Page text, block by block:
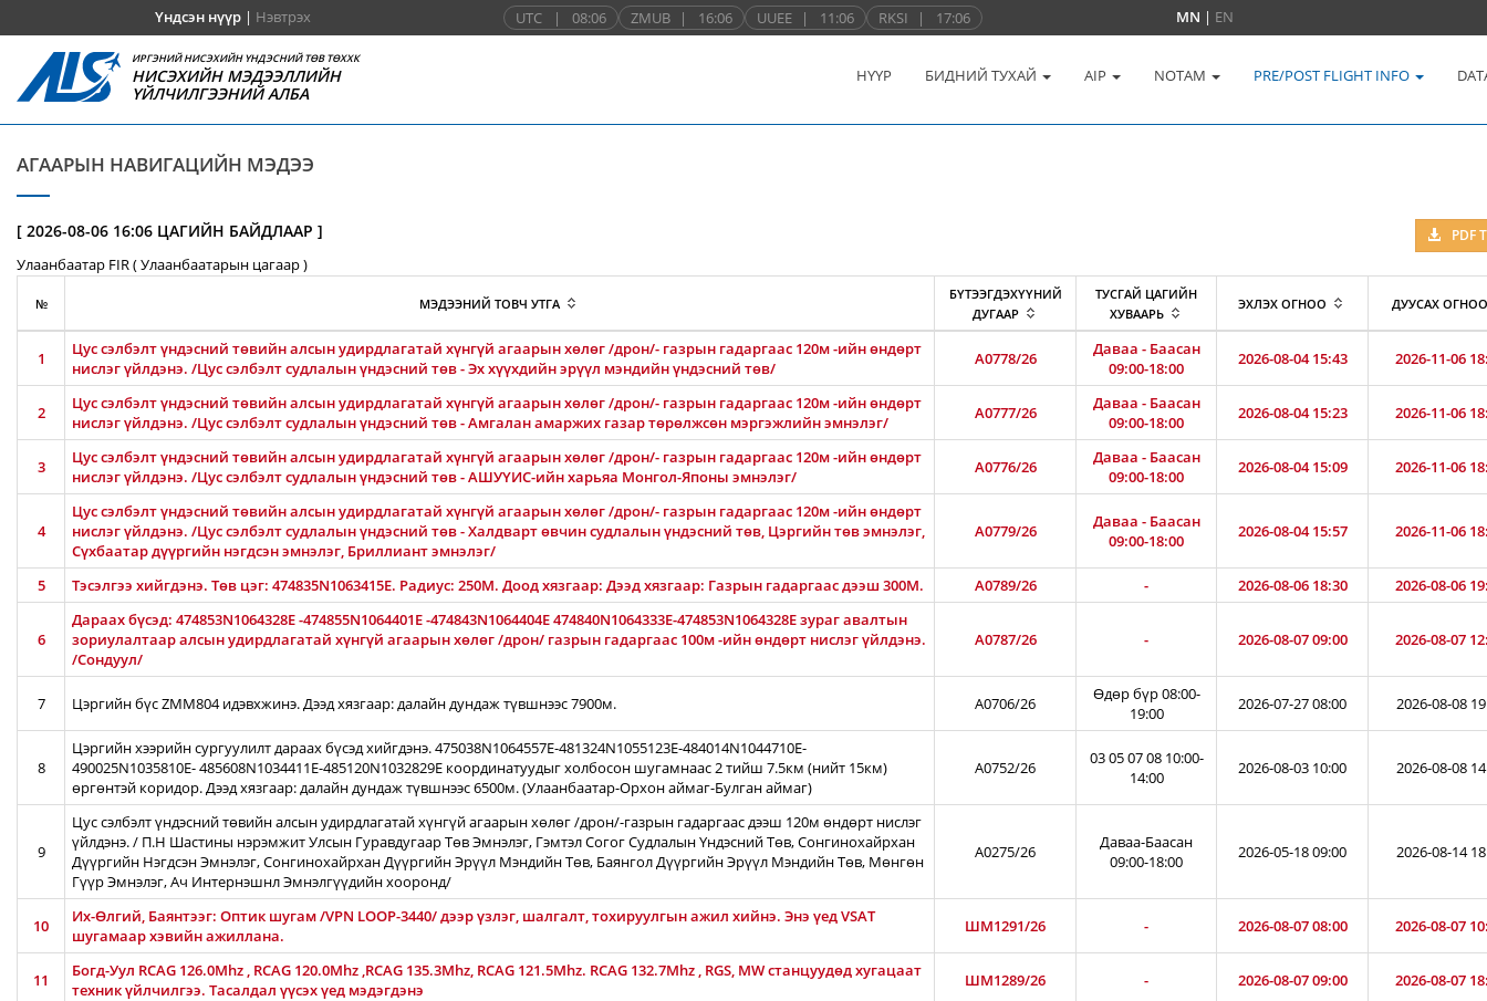
Үндсэн нүүр| Нэвтрэх UTC | 08:06 ZMUB | 16:06 UUEE | 11:06 RKSI | 17:06 MN | EN
ИРГЭНИЙ НИСЭХИЙН ҮНДЭСНИЙ ТӨВ ТӨХХК
НИСЭХИЙН МЭДЭЭЛЛИЙН
ҮЙЛЧИЛГЭЭНИЙ АЛБА
НҮҮР БИДНИЙ ТУХАЙ AIP NOTAM PRE/POST FLIGHT INFO
АГААРЫН НАВИГАЦИЙН МЭДЭЭ
[ 2026-08-06 16:06 ЦАГИЙН БАЙДЛААР ] PDF
Улаанбаатар FIR ( Улаанбаатарын цагаар )
№ МЭДЭЭНИЙ ТОВЧ УТГА
БҮТЭЭГДЭХҮҮНИЙ
ДУГААР
ТУСГАЙ ЦАГИЙН
ХУВААРЬ
ЭХЛЭХ ОГНОО ДУУСАХ ОГНОО
1
Цус сэлбэлт үндэсний төвийн алсын удирдлагатай хүнгүй агаарын хөлөг /дрон/- газрын гадаргаас 120м -ийн өндөрт
нислэг үйлдэнэ. /Цус сэлбэлт судлалын үндэсний төв - Эх хүүхдийн эрүүл мэндийн үндэсний төв/
A0778/26
Даваа - Баасан
09:00-18:00
2026-08-04 15:43 2026-11-06
2
Цус сэлбэлт үндэсний төвийн алсын удирдлагатай хүнгүй агаарын хөлөг /дрон/- газрын гадаргаас 120м -ийн өндөрт
нислэг үйлдэнэ. /Цус сэлбэлт судлалын үндэсний төв - Амгалан амаржих газар төрөлжсөн мэргэжлийн эмнэлэг/
A0777/26
Даваа - Баасан
09:00-18:00
2026-08-04 15:23 2026-11-06
3
Цус сэлбэлт үндэсний төвийн алсын удирдлагатай хүнгүй агаарын хөлөг /дрон/- газрын гадаргаас 120м -ийн өндөрт
нислэг үйлдэнэ. /Цус сэлбэлт судлалын үндэсний төв - АШУҮИС-ийн харьяа Монгол-Японы эмнэлэг/
A0776/26
Даваа - Баасан
09:00-18:00
2026-08-04 15:09 2026-11-06
4
Цус сэлбэлт үндэсний төвийн алсын удирдлагатай хүнгүй агаарын хөлөг /дрон/- газрын гадаргаас 120м -ийн өндөрт
нислэг үйлдэнэ. /Цус сэлбэлт судлалын үндэсний төв - Халдварт өвчин судлалын үндэсний төв, Цэргийн төв эмнэлэг,
Сүхбаатар дүүргийн нэгдсэн эмнэлэг, Бриллиант эмнэлэг/
A0779/26
Даваа - Баасан
09:00-18:00
2026-08-04 15:57 2026-11-06
5 Тэсэлгээ хийгдэнэ. Төв цэг: 474835N1063415E. Радиус: 250М. Доод хязгаар: Дээд хязгаар: Газрын гадаргаас дээш 300M. A0789/26 - 2026-08-06 18:30 2026-08-06
6
Дараах бүсэд: 474853N1064328E -474855N1064401E -474843N1064404E 474840N1064333E-474853N1064328E зураг авалтын
зориулалтаар алсын удирдлагатай хүнгүй агаарын хөлөг /дрон/ газрын гадаргаас 100м -ийн өндөрт нислэг үйлдэнэ.
/Сондуул/
A0787/26 - 2026-08-07 09:00 2026-08-07
7 Цэргийн бүс ZMM804 идэвхжинэ. Дээд хязгаар: далайн дундаж түвшнээс 7900м. A0706/26
Өдөр бүр 08:00-
19:00
2026-07-27 08:00 2026-08-08
8
Цэргийн хээрийн сургуулилт дараах бүсэд хийгдэнэ. 475038N1064557E-481324N1055123E-484014N1044710E-
490025N1035810E- 485608N1034411E-485120N1032829E координатуудыг холбосон шугамнаас 2 тийш 7.5км (нийт 15км)
өргөнтэй коридор. Дээд хязгаар: далайн дундаж түвшнээс 6500м. (Улаанбаатар-Орхон аймаг-Булган аймаг)
A0752/26
03 05 07 08 10:00-
14:00
2026-08-03 10:00 2026-08-08
9
Цус сэлбэлт үндэсний төвийн алсын удирдлагатай хүнгүй агаарын хөлөг /дрон/-газрын гадаргаас дээш 120м өндөрт нислэг
үйлдэнэ. / П.Н Шастины нэрэмжит Улсын Гуравдугаар Төв Эмнэлэг, Гэмтэл Согог Судлалын Үндэсний Төв, Сонгинохайрхан
Дүүргийн Нэгдсэн Эмнэлэг, Сонгинохайрхан Дүүргийн Эрүүл Мэндийн Төв, Баянгол Дүүргийн Эрүүл Мэндийн Төв, Мөнгөн
Гүүр Эмнэлэг, Ач Интернэшнл Эмнэлгүүдийн хооронд/
A0275/26
Даваа-Баасан
09:00-18:00
2026-05-18 09:00 2026-08-14
10
Их-Өлгий, Баянтээг: Оптик шугам /VPN LOOP-3440/ дээр үзлэг, шалгалт, тохируулгын ажил хийнэ. Энэ үед VSAT
шугамаар хэвийн ажиллана.
ШМ1291/26 - 2026-08-07 08:00 2026-08-07
11
Богд-Уул RCAG 126.0Mhz , RCAG 120.0Mhz ,RCAG 135.3Mhz, RCAG 121.5Mhz. RCAG 132.7Mhz , RGS, MW станцуудөд хугацаат
техник үйлчилгээ. Тасалдал үүсэх үед мэдэгдэнэ
ШМ1289/26 - 2026-08-07 09:00 2026-08-07